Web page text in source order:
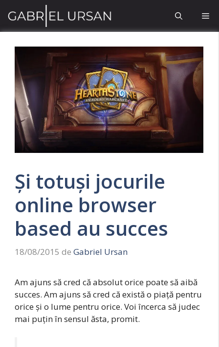
conținut
Și totuși jocurile
online browser
based au succes
18/08/2015 de Gabriel Ursan
Am ajuns să cred că absolut orice poate să aibă
succes. Am ajuns să cred că există o piață pentru
orice și o lume pentru orice. Voi încerca să judec
mai puțin în sensul ăsta, promit.